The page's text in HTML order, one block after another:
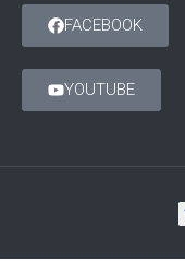
FACEBOOK
YOUTUBE